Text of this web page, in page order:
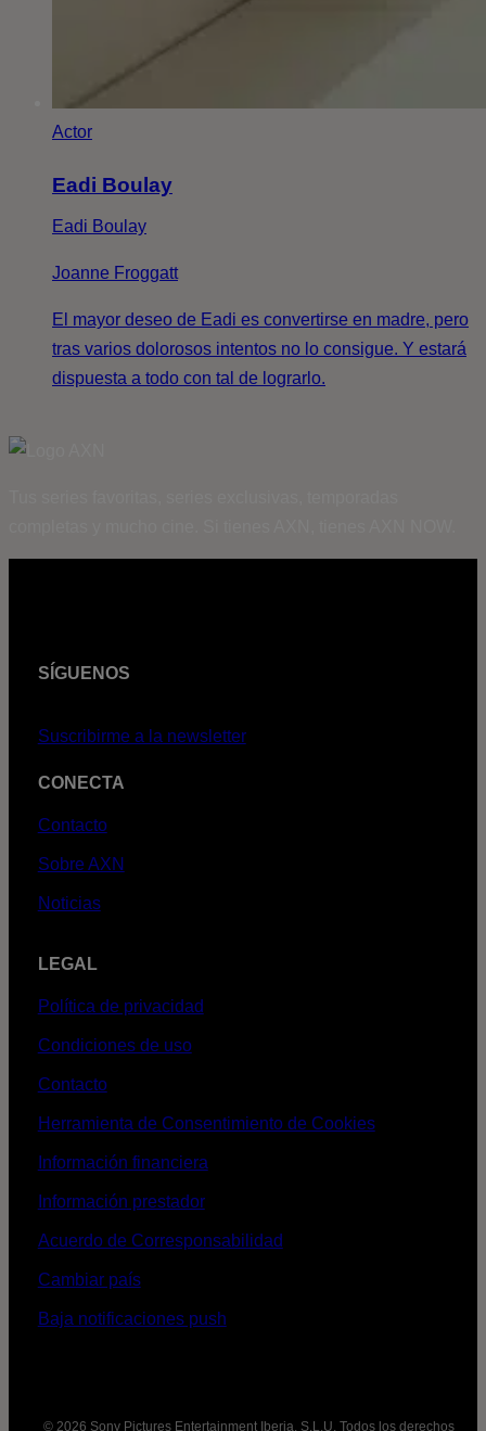
Actor
Eadi Boulay
Eadi Boulay
Joanne Froggatt
El mayor deseo de Eadi es convertirse en madre, pero
tras varios dolorosos intentos no lo consigue. Y estará
dispuesta a todo con tal de lograrlo.
SÍGUENOS
Suscribirme a la newsletter
CONECTA
Contacto
Sobre AXN
Noticias
LEGAL
Política de privacidad
Condiciones de uso
Contacto
Herramienta de Consentimiento de Cookies
Información financiera
Información prestador
Acuerdo de Corresponsabilidad
Cambiar país
Baja notificaciones push
© 2026 Sony Pictures Entertainment Iberia, S.L.U. Todos los derechos